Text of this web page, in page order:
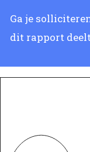
Ga je
dit rapport